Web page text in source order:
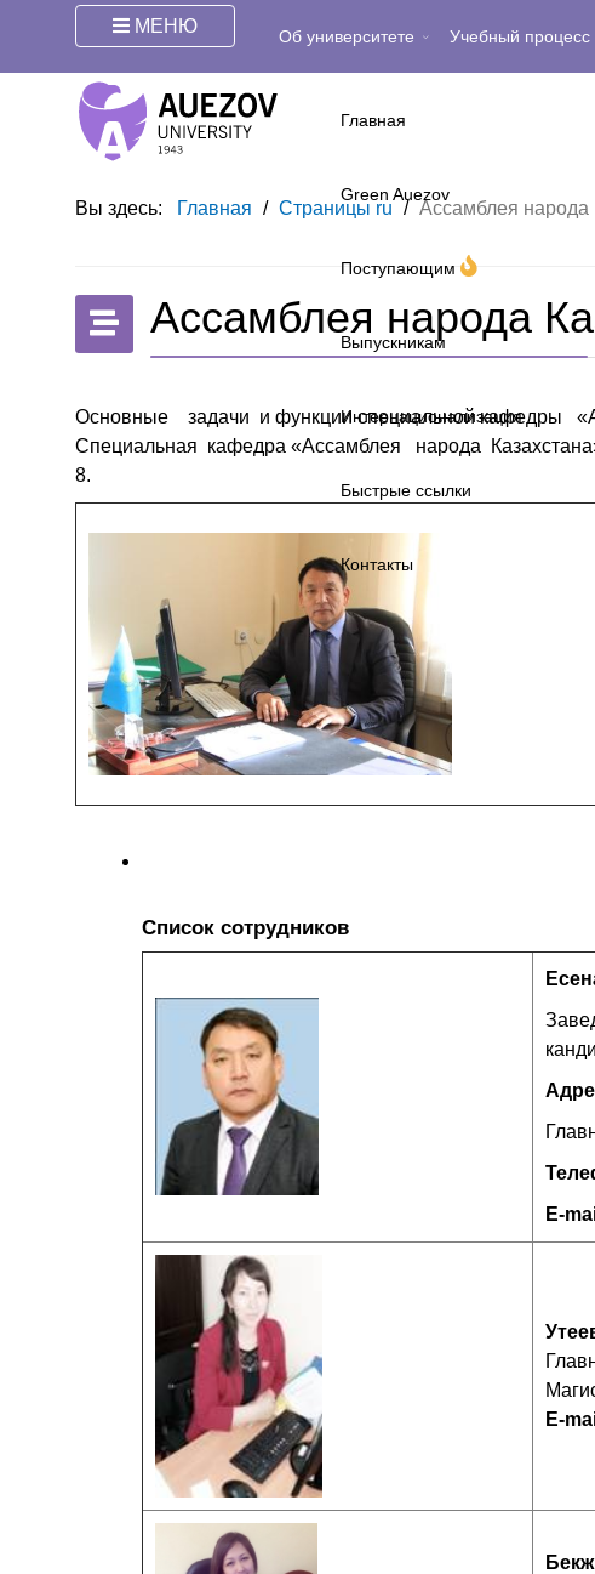
МЕНЮ Об университете Учебный процесс
Главная
Green Auezov
Поступающим
Выпускникам
Интернационализация
Быстрые ссылки
Контакты
Вы здесь: Главная / Страницы ru / Ассамблея народа
Ассамблея народа
Основные задачи и функции специальной кафедры
Специальная кафедра «Ассамблея народа
8.
Список сотрудников
E-
Е-